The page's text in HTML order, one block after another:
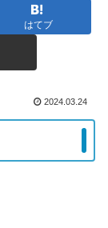
はてブ
2024.03.24